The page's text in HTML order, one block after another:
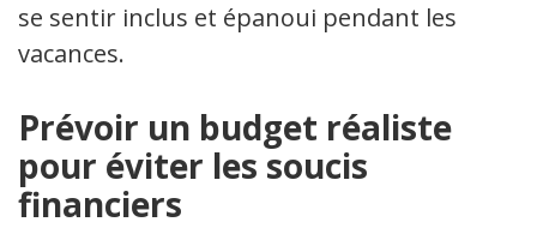
se sentir inclus et épanoui pendant les
vacances.
Prévoir un budget réaliste
pour éviter les soucis
financiers